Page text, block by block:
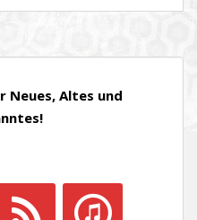
Neues, Altes und